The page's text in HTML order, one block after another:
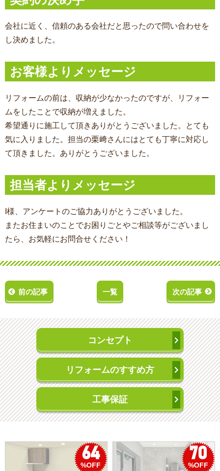
会社に近く、信頼のある会社だと思ったので問い合わせを
し決めました。
お客様よりメッセージ
リフォームの前は、収納が少なかったのですが、リフォー
ムをしたことで収納が増えました。
希望通りに施工して頂きありがとうございました。とても
気に入りました。担当の栗﨑さんにはとても丁寧に対応し
て頂きました。ありがとうございました。
担当者よりメッセージ
I様、アンケートのご協力ありがとうございました。
またお住まいのことでお困りごとやご相談等がございまし
たら、お気軽にお問合せください！
前の記事 一覧 次の記事
コンセプト
リフォームのすすめ方
工事保証
70
%OFF
50